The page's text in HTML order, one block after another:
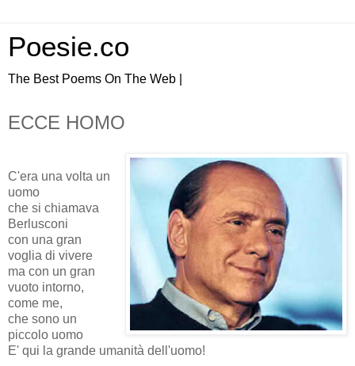
Poesie.co
The Best Poems On The Web |
ECCE HOMO
C'era una volta un
uomo
che si chiamava
Berlusconi
con una gran
voglia di vivere
ma con un gran
vuoto intorno,
come me,
che sono un
piccolo uomo
E' qui la grande umanità dell'uomo!